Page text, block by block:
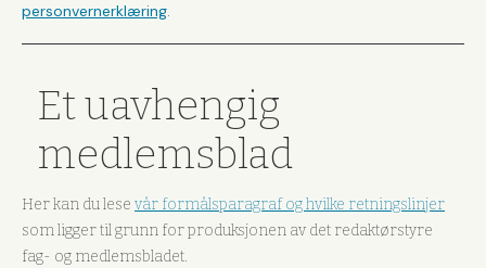
personvernerklæring.
Et uavhengig
medlemsblad
Her kan du lese vår formålsparagraf og hvilke retningslinjer
som ligger til grunn for produksjonen av det redaktørstyre
fag- og medlemsbladet.